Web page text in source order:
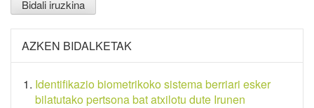
AZKEN BIDALKETAK
Identifikazio biometrikoko sistema berriari esker
bilatutako pertsona bat atxilotu dute Irunen